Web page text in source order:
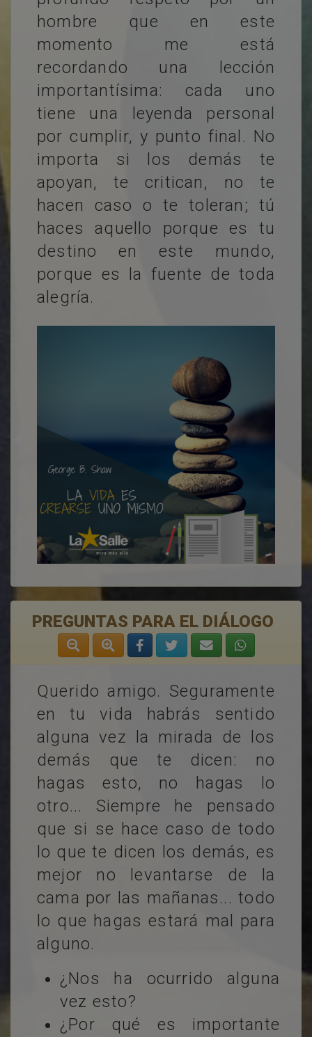
hombre que en este
momento me está
recordando una lección
importantísima: cada uno
tiene una leyenda personal
por cumplir, y punto final. No
importa si los demás te
apoyan, te critican, no te
hacen caso o te toleran; tú
haces aquello porque es tu
destino en este mundo,
porque es la fuente de toda
alegría.
PREGUNTAS PARA EL DIÁLOGO
Querido amigo. Seguramente
en tu vida habrás sentido
alguna vez la mirada de los
demás que te dicen: no
hagas esto, no hagas lo
otro... Siempre he pensado
que si se hace caso de todo
lo que te dicen los demás, es
mejor no levantarse de la
cama por las mañanas... todo
lo que hagas estará mal para
alguno.
¿Nos ha ocurrido alguna
vez esto?
¿Por qué es importante